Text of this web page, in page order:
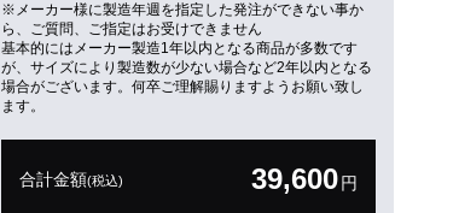
※メーカー様に製造年週を指定した発注ができない事か
ら、ご質問、ご指定はお受けできません
基本的にはメーカー製造1年以内となる商品が多数です
が、サイズにより製造数が少ない場合など2年以内となる
場合がございます。何卒ご理解賜りますようお願い致し
ます。
合計金額(税込) 39,600円